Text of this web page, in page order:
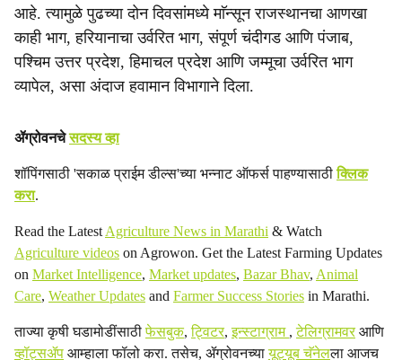
l
s
h
a
r
e
आहे. त्यामुळे पुढच्या दोन दिवसांमध्ये माॅन्सून राजस्थानचा आणखा
काही भाग, हरियानाचा उर्वरित भाग, संपूर्ण चंदीगड आणि पंजाब,
पश्चिम उत्तर प्रदेश, हिमाचल प्रदेश आणि जम्मूचा उर्वरित भाग
व्यापेल, असा अंदाज हवामान विभागाने दिला.
ॲग्रोवनचेसदस्य व्हा
शॉपिंगसाठी 'सकाळ प्राईम डील्स'च्या भन्नाट ऑफर्स पाहण्यासाठीक्लिक
करा.
Read the Latest Agriculture News in Marathi & Watch
Agriculture videos on Agrowon. Get the Latest Farming Updates
on Market Intelligence, Market updates, Bazar Bhav, Animal
Care, Weather Updates and Farmer Success Stories in Marathi.
ताज्या कृषी घडामोडींसाठीफेसबुक,ट्विटर,इन्स्टाग्राम ,टेलिग्रामवरआणि
व्हॉट्सॲप आम्हाला फॉलो करा. तसेच, ॲग्रोवनच्यायूट्यूब चॅनेलला आजच